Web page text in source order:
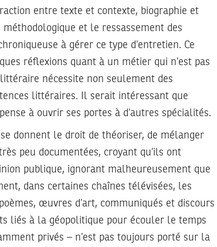
entre texte et contexte, biographie et
et le ressassement des
à gérer ce type d’entretien. Ce
réflexions quant à un métier qui n’est pas
nécessite non seulement des
littéraires. Il serait intéressant que
à ouvrir ses portes à d’autres spécialités.
donnent le droit de théoriser, de mélanger
peu documentées, croyant qu’ils ont
publique, ignorant malheureusement que
dans certaines chaînes télévisées, les
œuvres d’art, communiqués et discours
liés à la géopolitique pour écouler le temps
privés – n’est pas toujours porté sur la